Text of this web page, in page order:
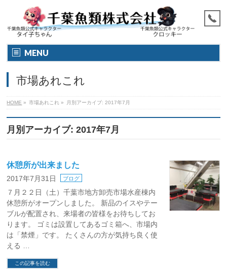
MENU
市場あれこれ
HOME » 市場あれこれ » 月別アーカイブ: 2017年7月
月別アーカイブ: 2017年7月
休憩所が出来ました
2017年7月31日 ブログ
７月２２日（土）千葉市地方卸売市場水産棟内
休憩所がオープンしました。 新品のイスやテー
ブルが配置され、来場者の皆様をお待ちしてお
ります。 ゴミは設置してあるゴミ箱へ、市場内
は「禁煙」です。 たくさんの方が気持ち良く使
える …
この記事を読む